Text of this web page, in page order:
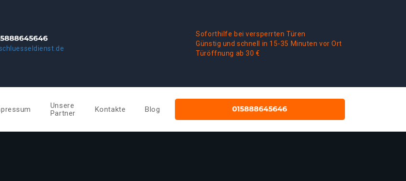
Soforthilfe bei versperrten Türen
Günstig und schnell in 15-35 Minuten vor Ort
Türöffnung ab 30 €
Unsere
Partner
Kontakte Blog